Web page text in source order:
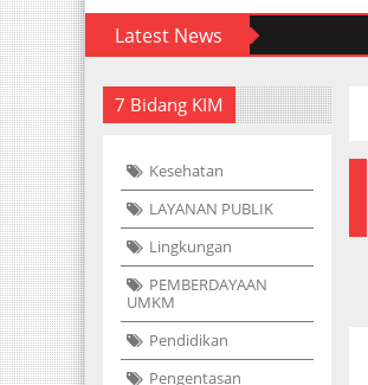
Latest News
7 Bidang KIM
Kesehatan
LAYANAN PUBLIK
Lingkungan
PEMBERDAYAAN
UMKM
Pendidikan
Pengentasan